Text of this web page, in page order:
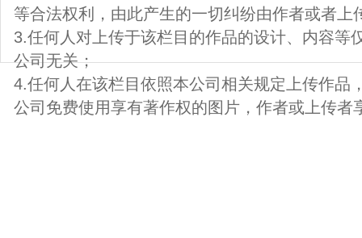
等合法权利，由此产生的一切纠纷由作者或者上
3.任何人对上传于该栏目的作品的设计、内容等
公司无关；
4.任何人在该栏目依照本公司相关规定上传作品
公司免费使用享有著作权的图片，作者或上传者